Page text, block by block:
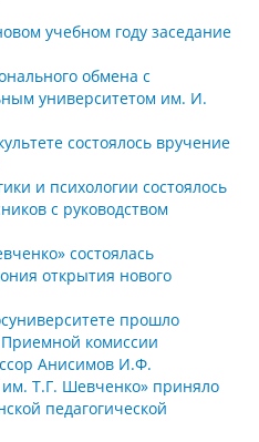
учебном году заседание
обмена с
университетом им. И.
состоялось вручение
и психологии состоялось
с руководством
состоялась
открытия нового
прошло
комиссии
Анисимов И.Ф.
им. Т.Г. Шевченко» приняло
педагогической